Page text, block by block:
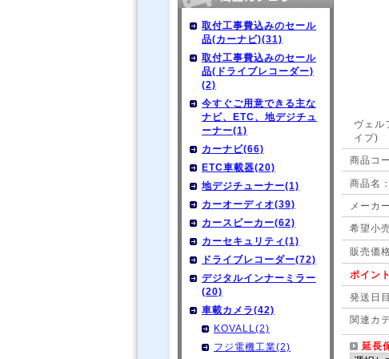
取付工事費込みのセール
品(カーナビ)(31)
取付工事費込みのセール
品(ドライブレコーダー)
(2)
今すぐご用意できる主な
ナビ、ETC、地デジチュ
ーナー(1)
カーナビ(66)
ETC車載器(20)
地デジチューナー(1)
カーオーディオ(39)
カースピーカー(62)
カーセキュリティ(1)
ドライブレコーダー(72)
デジタルインナーミラー
(20)
車載カメラ(42)
KOVALL(2)
フジ電機工業(2)
ヴェル
イプ)
商品コ
商品名：
メーカ
希望小
販売価
ポイン
発送日
関連カ
延長